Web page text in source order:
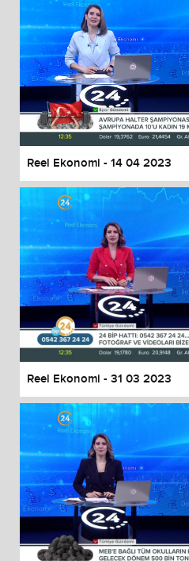
Reel Ekonomi - 14 04 2023
Reel Ekonomi - 31 03 2023